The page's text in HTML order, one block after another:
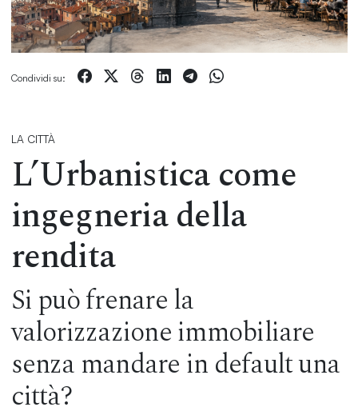
Condividi su:
LA CITTÀ
L’Urbanistica come
ingegneria della
rendita
Si può frenare la
valorizzazione immobiliare
senza mandare in default una
città?